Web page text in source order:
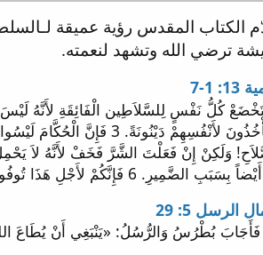
الكتاب المقدس رؤية عميقة
ترضي الله وتشهد لنعمته.
1-7
6 فَإِنَّكُمْ لأَجْلِ هَذَا تُوفُونَ الْجِزْيَةَ أَيْضاً إِذْ هُمْ خُدَّامُ اللهِ مُواظِبُونَ عَلَى ذَلِكَ بِعَيْنِهِ. ...
الرسل 5: 29